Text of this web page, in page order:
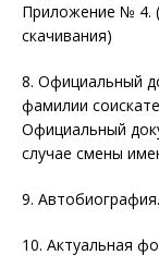
Приложение № 4.
скачивания)
8. Официальный
фамилии
Официальный
случае смены
9. Автобиография.
10. Актуальная